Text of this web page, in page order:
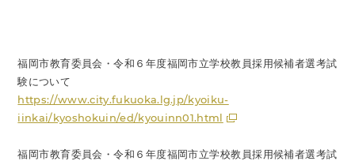
福岡市教育委員会・令和６年度福岡市立学校教員採用候補者選考試
験について
https://www.city.fukuoka.lg.jp/kyoiku-
iinkai/kyoshokuin/ed/kyouinn01.html
福岡市教育委員会・令和６年度福岡市立学校教員採用候補者選考試